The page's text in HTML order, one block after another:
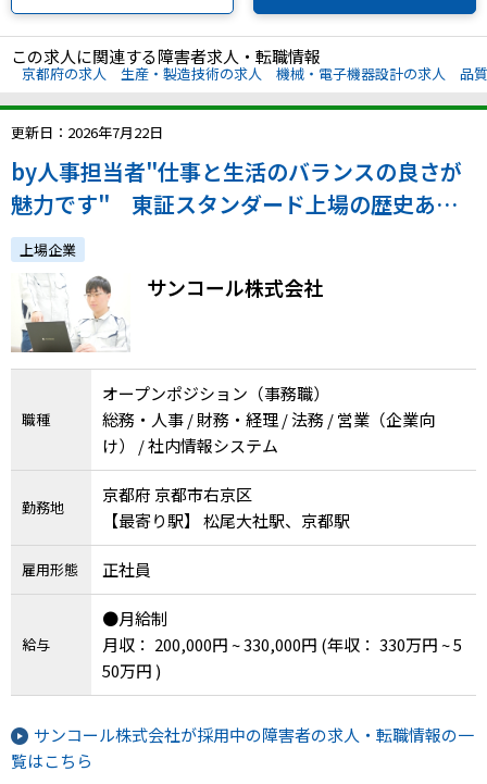
この求人に関連する障害者求人・転職情報
京都府の求人 生産・製造技術の求人 機械・電子機器設計の求人 品
更新日：2026年7月22日
by人事担当者"仕事と生活のバランスの良さが
魅力です" 東証スタンダード上場の歴史ある
精密部品メーカーで事務職として働きません
か？【正社員】
上場企業
サンコール株式会社
職種
オープンポジション（事務職）
総務・人事 / 財務・経理 / 法務 / 営業（企業向
け） / 社内情報システム
勤務地
京都府 京都市右京区
【最寄り駅】 松尾大社駅、京都駅
雇用形態 正社員
給与
●月給制
月収： 200,000円 ~ 330,000円 (年収： 330万円 ~ 5
50万円 )
サンコール株式会社が採用中の障害者の求人・転職情報の一
覧はこちら